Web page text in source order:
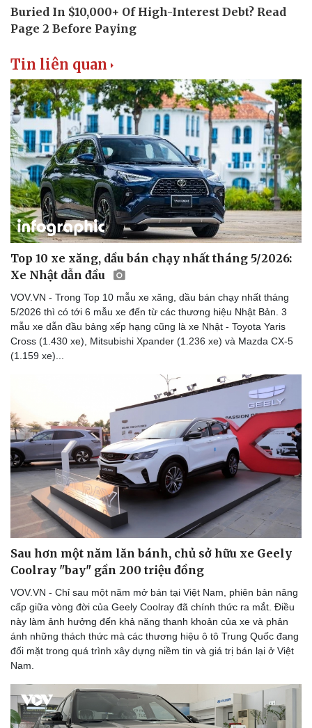
Tin liên quan
Top 10 xe xăng, dầu bán chạy nhất tháng 5/2026:
Xe Nhật dẫn đầu
VOV.VN - Trong Top 10 mẫu xe xăng, dầu bán chạy nhất tháng
5/2026 thì có tới 6 mẫu xe đến từ các thương hiệu Nhật Bản. 3
mẫu xe dẫn đầu bảng xếp hạng cũng là xe Nhật - Toyota Yaris
Cross (1.430 xe), Mitsubishi Xpander (1.236 xe) và Mazda CX-5
(1.159 xe)...
Sau hơn một năm lăn bánh, chủ sở hữu xe Geely
Coolray "bay" gần 200 triệu đồng
VOV.VN - Chỉ sau một năm mở bán tại Việt Nam, phiên bản nâng
cấp giữa vòng đời của Geely Coolray đã chính thức ra mắt. Điều
này làm ảnh hưởng đến khả năng thanh khoản của xe và phản
ánh những thách thức mà các thương hiệu ô tô Trung Quốc đang
đối mặt trong quá trình xây dựng niềm tin và giá trị bán lại ở Việt
Nam.